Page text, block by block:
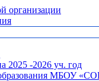
организации
2025 -2026 уч. год
образования МБОУ